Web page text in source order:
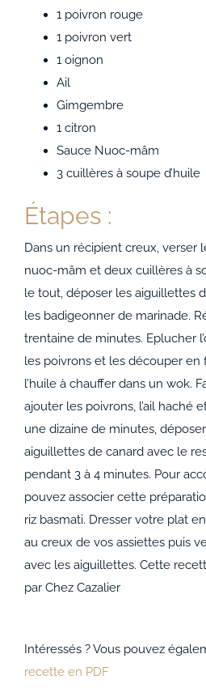
1 poivron rouge
1 poivron vert
1 oignon
Ail
Gimgembre
1 citron
Sauce Nuoc-mâm
3 cuillères à soupe d’huile
Étapes :
Dans un récipient creux, verser
nuoc-mâm et deux cuillères à
le tout, déposer les aiguillettes
les badigeonner de marinade.
trentaine de minutes. Eplucher
les poivrons et les découper en
l’huile à chauffer dans un wok.
ajouter les poivrons, l’ail haché
une dizaine de minutes,
aiguillettes de canard avec le
pendant 3 à 4 minutes. Pour
pouvez associer cette
riz basmati. Dresser votre plat
au creux de vos assiettes puis
avec les aiguillettes. Cette
par Chez Cazalier
Intéressés ? Vous pouvez
recette en PDF